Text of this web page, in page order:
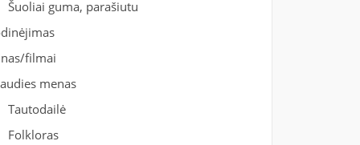
Šuoliai guma, parašiutu
filmai
menas
Tautodailė
Folkloras